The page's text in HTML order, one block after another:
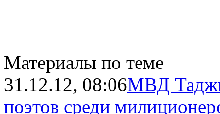
Материалы по теме
31.12.12, 08:06МВД
поэтов среди